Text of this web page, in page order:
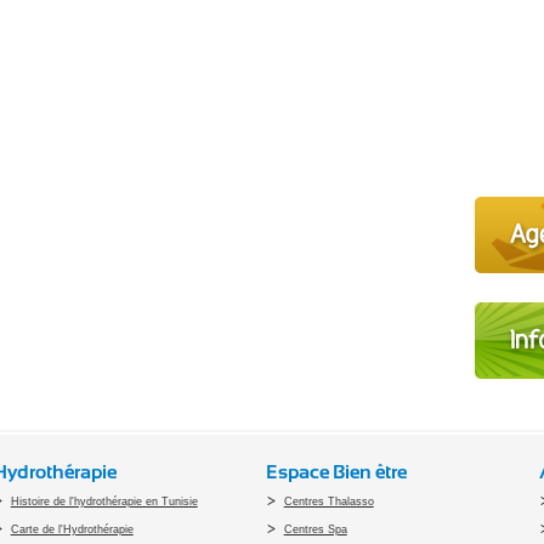
Histoire de l'hydrothérapie en Tunisie
Carte de l'Hydrothérapie
Espace Bien être
Centres Thalasso
Centres Spa